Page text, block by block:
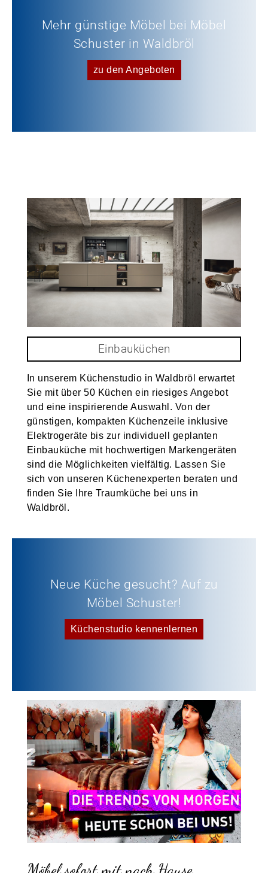
Mehr günstige Möbel bei Möbel
Schuster in Waldbröl
zu den Angeboten
Einbauküchen
In unserem Küchenstudio in Waldbröl erwartet
Sie mit über 50 Küchen ein riesiges Angebot
und eine inspirierende Auswahl. Von der
günstigen, kompakten Küchenzeile inklusive
Elektrogeräte bis zur individuell geplanten
Einbauküche mit hochwertigen Markengeräten
sind die Möglichkeiten vielfältig. Lassen Sie
sich von unseren Küchenexperten beraten und
finden Sie Ihre Traumküche bei uns in
Waldbröl.
Neue Küche gesucht? Auf zu
Möbel Schuster!
Küchenstudio kennenlernen